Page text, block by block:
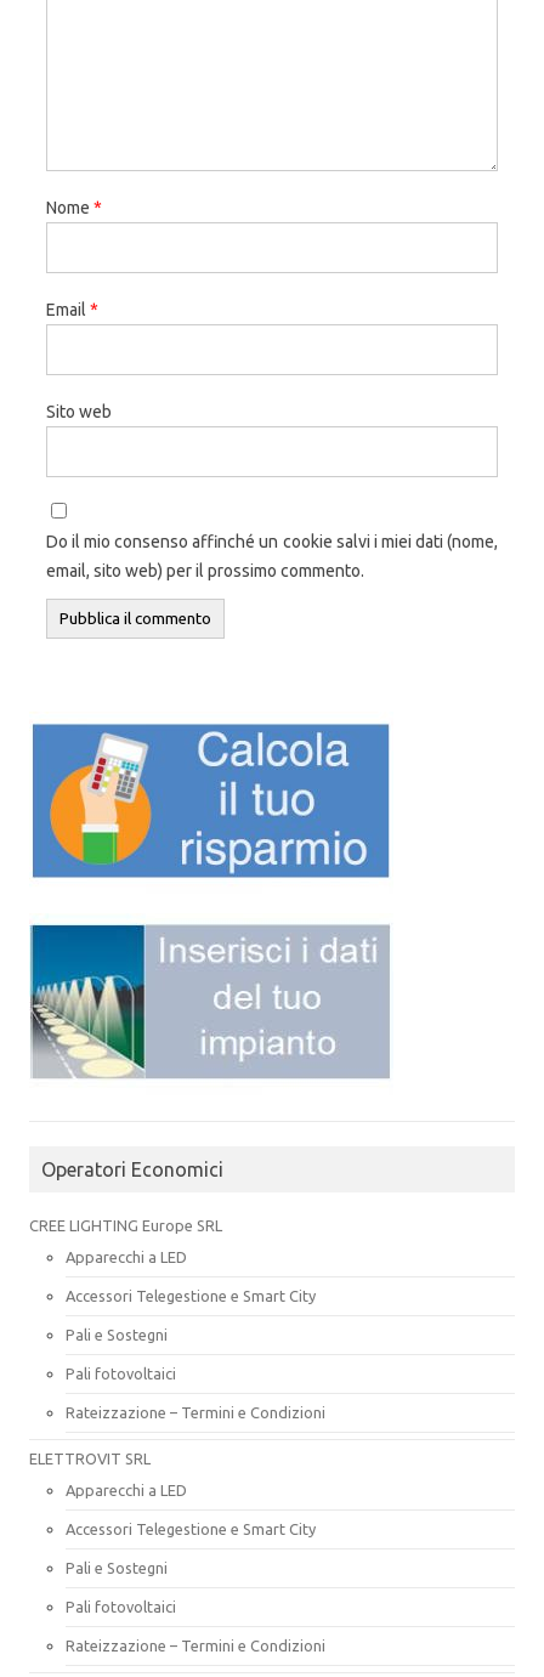
Nome *
Email *
Sito web
Do il mio consenso affinché un cookie salvi i miei dati (nome,
email, sito web) per il prossimo commento.
Operatori Economici
CREE LIGHTING Europe SRL
Apparecchi a LED
Accessori Telegestione e Smart City
Pali e Sostegni
Pali fotovoltaici
Rateizzazione – Termini e Condizioni
ELETTROVIT SRL
Apparecchi a LED
Accessori Telegestione e Smart City
Pali e Sostegni
Pali fotovoltaici
Rateizzazione – Termini e Condizioni